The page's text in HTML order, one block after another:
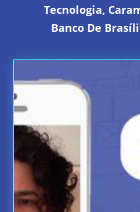
Tecnologia,
Banco De